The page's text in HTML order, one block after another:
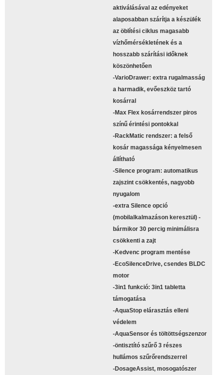
aktiválásával az edényeket
alaposabban szárítja a készülék
az öblítési ciklus magasabb
vízhőmérsékletének és a
hosszabb szárítási időknek
köszönhetően
-VarioDrawer: extra rugalmasság
a harmadik, evőeszköz tartó
kosárral
-Max Flex kosárrendszer piros
színű érintési pontokkal
-RackMatic rendszer: a felső
kosár magassága kényelmesen
állítható
-Silence program: automatikus
zajszint csökkentés, nagyobb
nyugalom
-extra Silence opció
(mobilalkalmazáson keresztül) -
bármikor 30 percig minimálisra
csökkenti a zajt
-Kedvenc program mentése
-EcoSilenceDrive, csendes BLDC
motor
-3in1 funkció: 3in1 tabletta
támogatása
-AquaStop elárasztás elleni
védelem
-AquaSensor és töltöttségszenzor
-öntisztító szűrő 3 részes
hullámos szűrőrendszerrel
-DosageAssist, mosogatószer